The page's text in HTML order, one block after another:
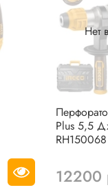
Нет
Plus 5,5
12200